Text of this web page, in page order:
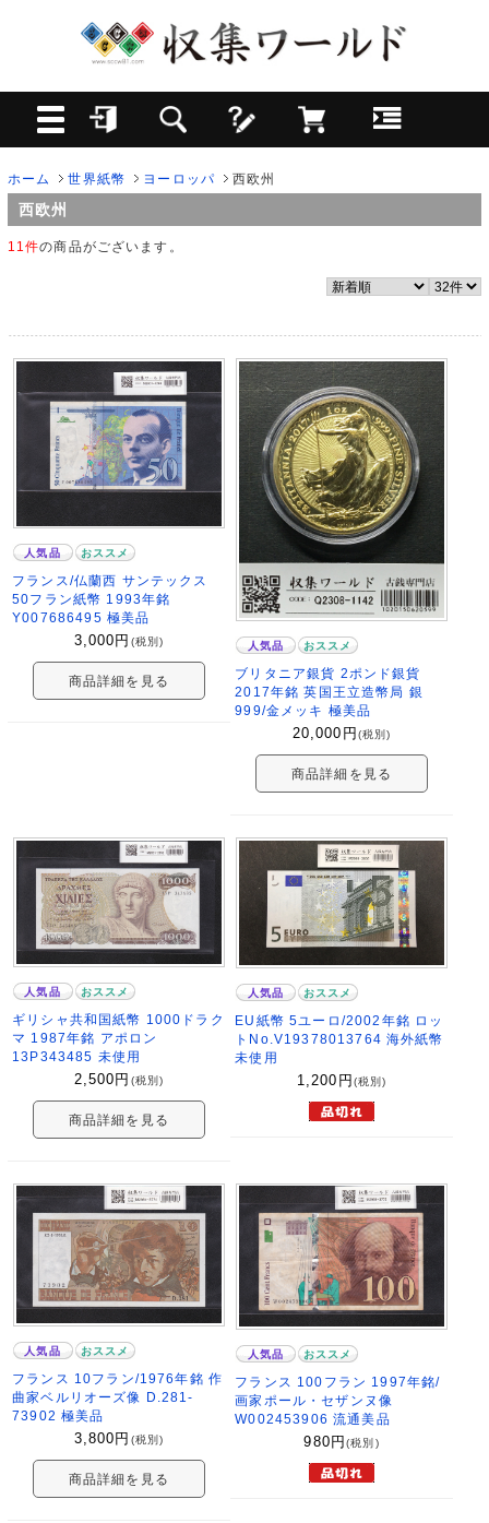
ホーム 世界紙幣 ヨーロッパ 西欧州
西欧州
11件の商品がございます。
人気品 おススメ
フランス/仏蘭西 サンテックス
50フラン紙幣 1993年銘
Y007686495 極美品
3,000 円 (税別)
商品詳細を見る
人気品 おススメ
ブリタニア銀貨 2ポンド銀貨
2017年銘 英国王立造幣局 銀
999/金メッキ 極美品
20,000 円 (税別)
商品詳細を見る
人気品 おススメ
ギリシャ共和国紙幣 1000ドラク
マ 1987年銘 アポロン
13P343485 未使用
2,500 円 (税別)
商品詳細を見る
人気品 おススメ
EU紙幣 5ユーロ/2002年銘 ロッ
トNo.V19378013764 海外紙幣
未使用
1,200 円 (税別)
人気品 おススメ
フランス 10フラン/1976年銘 作
曲家ベルリオーズ像 D.281-
73902 極美品
3,800 円 (税別)
商品詳細を見る
人気品 おススメ
フランス 100フラン 1997年銘/
画家ポール・セザンヌ像
W002453906 流通美品
980 円(税別)